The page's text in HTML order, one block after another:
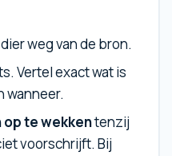
weg van de bron.
Vertel exact wat is
wanneer.
te wekkentenzij
voorschrijft. Bij